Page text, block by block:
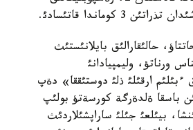
حالئقارالئق بايلانئستئث
ورناتؤ، وليمپيادانئ
ءبئلئم ارقئلئ ذلئ دوستئققا» دةپ
باسقا ةلدةرگة كورسةتؤ بولئپ
بيئلعئ جئلئ ساراپشئلاردئث